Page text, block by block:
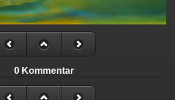
0 Kommentar